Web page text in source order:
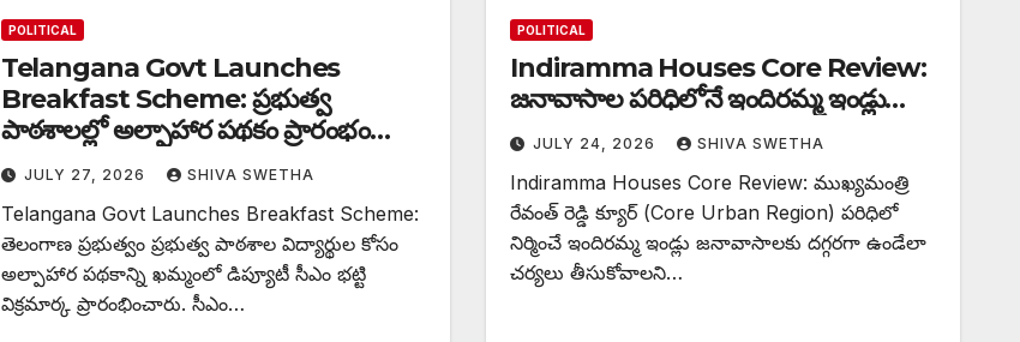
POLITICAL
Telangana Govt Launches
Breakfast Scheme: ప్రభుత్వ
పాఠశాలల్లో అల్పాహార పథకం ప్రారంభం…
JULY 27, 2026 SHIVA SWETHA
Telangana Govt Launches Breakfast Scheme:
తెలంగాణ ప్రభుత్వం ప్రభుత్వ పాఠశాల విద్యార్థుల కోసం
అల్పాహార పథకాన్ని ఖమ్మంలో డిప్యూటీ సీఎం భట్టి
విక్రమార్క ప్రారంభించారు. సీఎం…
POLITICAL
Indiramma Houses Core Review:
జనావాసాల పరిధిలోనే ఇందిరమ్మ ఇండ్లు…
JULY 24, 2026 SHIVA SWETHA
Indiramma Houses Core Review: ముఖ్యమంత్రి
రేవంత్ రెడ్డి క్యూర్ (Core Urban Region) పరిధిలో
నిర్మించే ఇందిరమ్మ ఇండ్లు జనావాసాలకు దగ్గరగా ఉండేలా
చర్యలు తీసుకోవాలని…